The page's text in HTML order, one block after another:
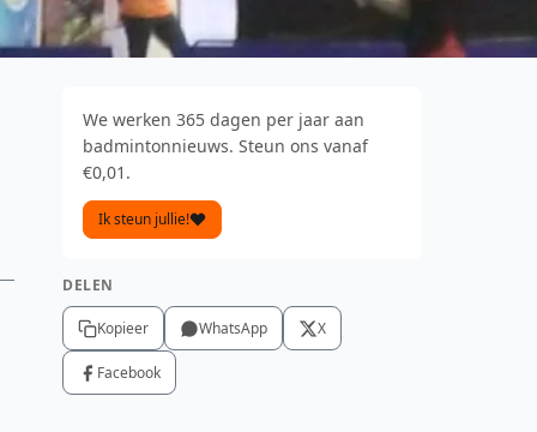
We werken 365 dagen per jaar aan
badmintonnieuws. Steun ons vanaf
€0,01.
Ik steun jullie!
DELEN
Kopieer WhatsApp X
Facebook